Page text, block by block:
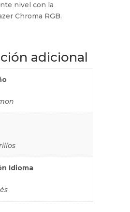
nivel con la
Chroma RGB.
adicional
Idioma